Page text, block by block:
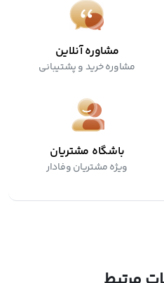
مشاوره آنلاین
مشاوره خرید و پشتیبانی
باشگاه مشتریان
ویژه مشتریان وفادار